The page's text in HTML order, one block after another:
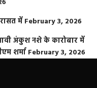
में February 3, 2026
अंकुश नशे के कारोबार में
शर्मा February 3, 2026